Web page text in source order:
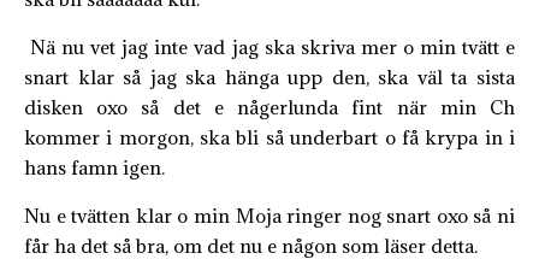
Nä nu vet jag inte vad jag ska skriva mer o min tvätt e
snart klar så jag ska hänga upp den, ska väl ta sista
disken oxo så det e någerlunda fint när min Ch
kommer i morgon, ska bli så underbart o få krypa in i
hans famn igen.
Nu e tvätten klar o min Moja ringer nog snart oxo så ni
får ha det så bra, om det nu e någon som läser detta.